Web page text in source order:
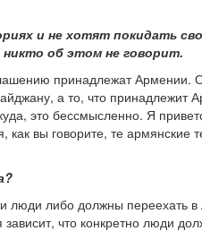
и не хотят покидать
об этом не говорит.
принадлежат Армении.
а то, что принадлежит
это бессмысленно. Я
вы говорите, те армянские
люди либо должны переехать
что конкретно люди